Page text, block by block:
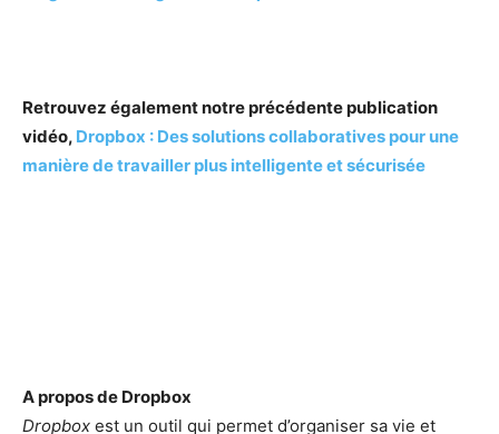
Retrouvez également notre précédente publication
vidéo, Dropbox : Des solutions collaboratives pour une
manière de travailler plus intelligente et sécurisée
A propos de Dropbox
Dropbox est un outil qui permet d’organiser sa vie et